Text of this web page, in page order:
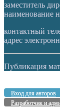
заместитель
наименование
контактный
адрес
Публикация
Вход для авторов
Разработчик и